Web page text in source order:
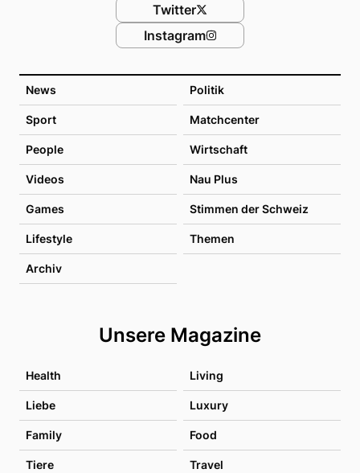
News Politik
Sport Matchcenter
People Wirtschaft
Videos Nau Plus
Games Stimmen der Schweiz
Lifestyle Themen
Archiv
Unsere Magazine
Health Living
Liebe Luxury
Family Food
Tiere Travel
Twitter
Instagram